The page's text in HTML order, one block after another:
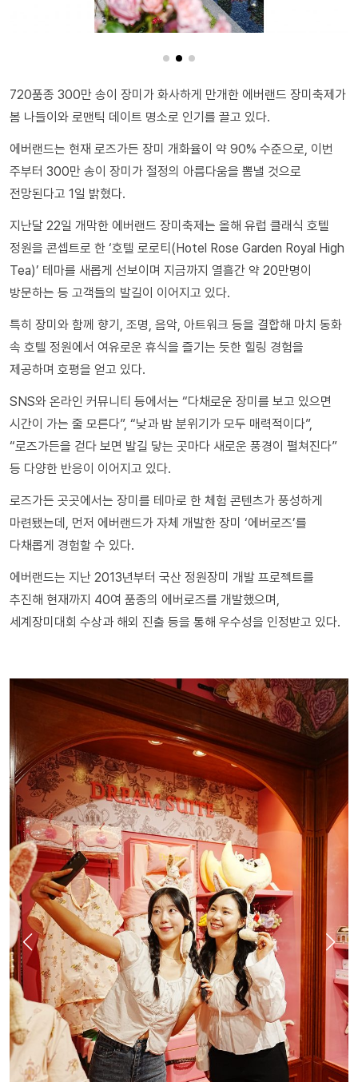
720품종 300만 송이 장미가 화사하게 만개한 에버랜드 장미축제가
봄 나들이와 로맨틱 데이트 명소로 인기를 끌고 있다.
에버랜드는 현재 로즈가든 장미 개화율이 약 90% 수준으로, 이번
주부터 300만 송이 장미가 절정의 아름다움을 뽐낼 것으로
전망된다고 1일 밝혔다.
지난달 22일 개막한 에버랜드 장미축제는 올해 유럽 클래식 호텔
정원을 콘셉트로 한 ‘호텔 로로티(Hotel Rose Garden Royal High
Tea)’ 테마를 새롭게 선보이며 지금까지 열흘간 약 20만명이
방문하는 등 고객들의 발길이 이어지고 있다.
특히 장미와 함께 향기, 조명, 음악, 아트워크 등을 결합해 마치 동화
속 호텔 정원에서 여유로운 휴식을 즐기는 듯한 힐링 경험을
제공하며 호평을 얻고 있다.
SNS와 온라인 커뮤니티 등에서는 “다채로운 장미를 보고 있으면
시간이 가는 줄 모른다”, “낮과 밤 분위기가 모두 매력적이다”,
“로즈가든을 걷다 보면 발길 닿는 곳마다 새로운 풍경이 펼쳐진다”
등 다양한 반응이 이어지고 있다.
로즈가든 곳곳에서는 장미를 테마로 한 체험 콘텐츠가 풍성하게
마련됐는데, 먼저 에버랜드가 자체 개발한 장미 ‘에버로즈’를
다채롭게 경험할 수 있다.
에버랜드는 지난 2013년부터 국산 정원장미 개발 프로젝트를
추진해 현재까지 40여 품종의 에버로즈를 개발했으며,
세계장미대회 수상과 해외 진출 등을 통해 우수성을 인정받고 있다.